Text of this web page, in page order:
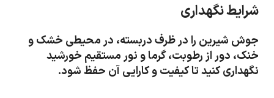
شرایط نگهداری
جوش شیرین را در ظرف دربسته، در محیطی خشک و
خنک، دور از رطوبت، گرما و نور مستقیم خورشید
نگهداری کنید تا کیفیت و کارایی آن حفظ شود.